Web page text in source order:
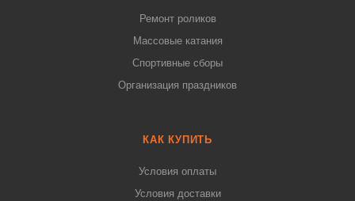
Ремонт роликов
Массовые катания
Спортивные сборы
Организация праздников
КАК КУПИТЬ
Условия оплаты
Условия доставки